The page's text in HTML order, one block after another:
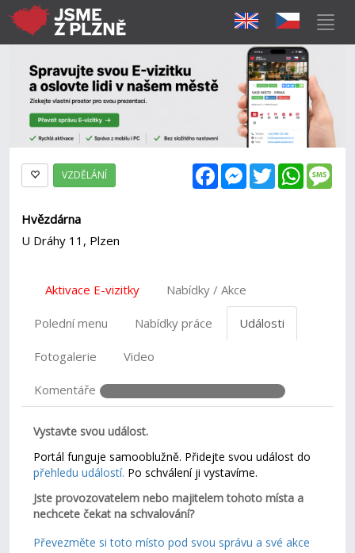
FacebookMessenger
Twitter
VZDĚLÁNÍ
Hvězdárna
U Dráhy 11, Plzen
Aktivace E-vizitky Nabídky / Akce
Polední menu Nabídky práce Události
Fotogalerie Video
Komentáře
Vystavte svou událost.
Portál funguje samooblužně. Přidejte svou událost do
přehledu událostí. Po schválení ji vystavíme.
Jste provozovatelem nebo majitelem tohoto místa a
nechcete čekat na schvalování?
Převezměte si toto místo pod svou správu a své akce